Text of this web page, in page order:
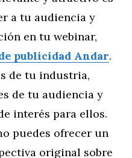
a tu audiencia y
en tu webinar,
publicidad Andar.
de tu industria,
de tu audiencia y
interés para ellos.
puedes ofrecer un
original sobre